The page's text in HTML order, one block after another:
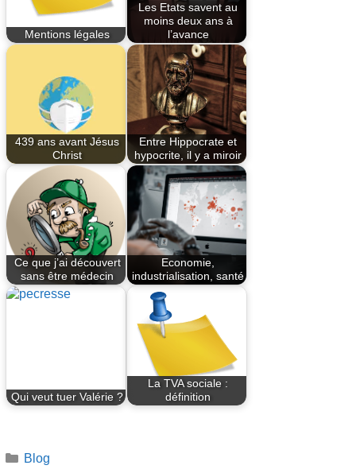
Mentions légales
Les Etats savent au
moins deux ans à
l’avance
439 ans avant Jésus
Christ
Entre Hippocrate et
hypocrite, il y a miroir
Ce que j’ai découvert
sans être médecin
Economie,
industrialisation, santé
Qui veut tuer Valérie ?
La TVA sociale :
définition
Catégories
Blog